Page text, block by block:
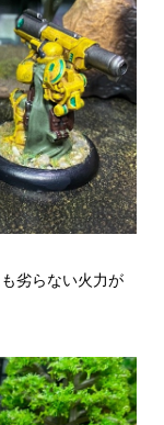
劣らない火力が